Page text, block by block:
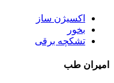
اکسیژن ساز
بخور
تشکچه برقی
امیران طب